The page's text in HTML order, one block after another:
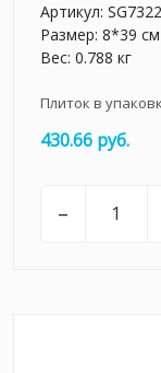
Артикул:
Размер: 8*39 см
Вес: 0.788 кг
Плиток в
430.66 руб.
–